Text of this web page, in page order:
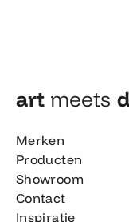
art meets
Merken
Producten
Showroom
Contact
Inspiratie